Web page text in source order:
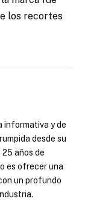
los recortes
informativa y de
desde su
años de
es ofrecer una
un profundo